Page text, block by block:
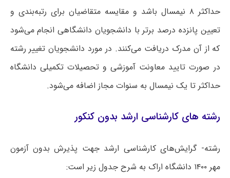
حداکثر ۸ نیمسال باشد و مقایسه متقاضیان برای رتبه‌بندی و
تعیین پانزده درصد برتر با دانشجویان دانشگاهی انجام می‌شود
که از آن مدرک دریافت می‌کنند. در مورد دانشجویان تغییر رشته
در صورت تایید معاونت آموزشی و تحصیلات تکمیلی دانشگاه
حداکثر تا یک نیمسال به سنوات مجاز اضافه می‌شود.
رشته های کارشناسی ارشد بدون کنکور
رشته- گرایش‌های کارشناسی ارشد جهت پذیرش بدون آزمون
مهر ۱۴۰۰ دانشگاه اراک به شرح جدول زیر است: